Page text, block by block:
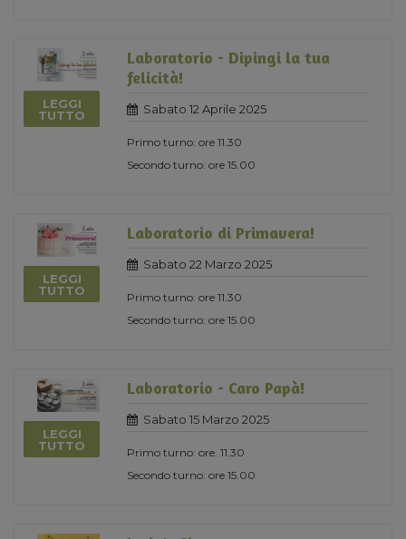
LEGGI
TUTTO
Laboratorio - Dipingi la tua
felicità!
Sabato 12 Aprile 2025
Primo turno: ore 11.30
Secondo turno: ore 15.00
LEGGI
TUTTO
Laboratorio di Primavera!
Sabato 22 Marzo 2025
Primo turno: ore 11.30
Secondo turno: ore 15.00
LEGGI
TUTTO
Laboratorio - Caro Papà!
Sabato 15 Marzo 2025
Primo turno: ore. 11.30
Secondo turno: ore 15.00